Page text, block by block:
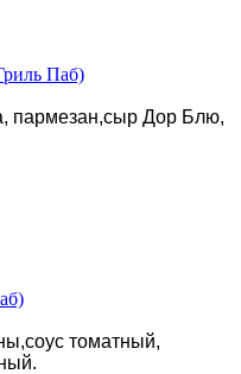
пармезан,сыр Дор Блю,
томатный,